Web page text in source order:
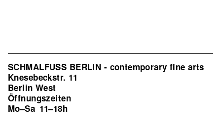
SCHMALFUSS BERLIN - contemporary fine arts
Knesebeckstr. 11
Berlin West
Öffnungszeiten
Mo–Sa 11–18h